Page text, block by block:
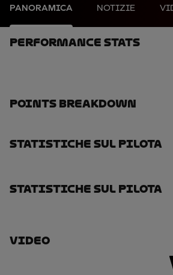
PANORAMICA NOTIZIE
Performance Stats
Points Breakdown
Statistiche Sul Pilota
Statistiche Sul Pilota
Video